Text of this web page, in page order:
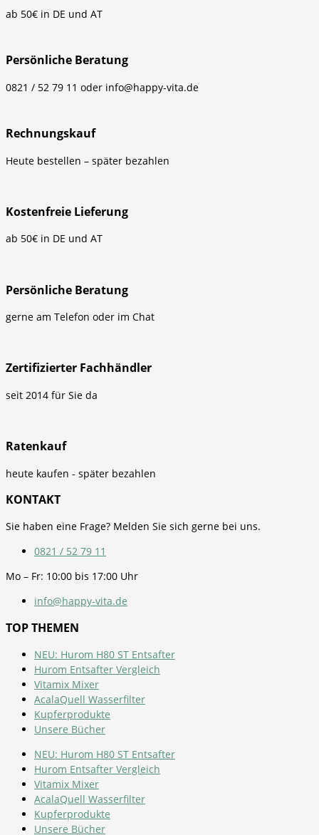
ab 50€ in DE und AT
Persönliche Beratung
0821 / 52 79 11 oder info@happy-vita.de
Rechnungskauf
Heute bestellen – später bezahlen
Kostenfreie Lieferung
ab 50€ in DE und AT
Persönliche Beratung
gerne am Telefon oder im Chat
Zertifizierter Fachhändler
seit 2014 für Sie da
Ratenkauf
heute kaufen - später bezahlen
KONTAKT
Sie haben eine Frage? Melden Sie sich gerne bei uns.
0821 / 52 79 11
Mo – Fr: 10:00 bis 17:00 Uhr
info@happy-vita.de
TOP THEMEN
NEU: Hurom H80 ST Entsafter
Hurom Entsafter Vergleich
Vitamix Mixer
AcalaQuell Wasserfilter
Kupferprodukte
Unsere Bücher
NEU: Hurom H80 ST Entsafter
Hurom Entsafter Vergleich
Vitamix Mixer
AcalaQuell Wasserfilter
Kupferprodukte
Unsere Bücher